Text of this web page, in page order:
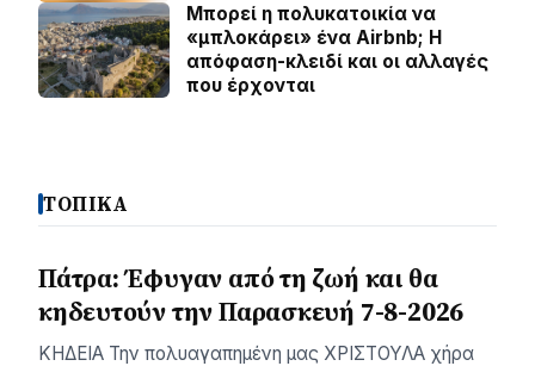
Μπορεί η πολυκατοικία να
«μπλοκάρει» ένα Airbnb; Η
απόφαση-κλειδί και οι αλλαγές
που έρχονται
ΤΟΠΙΚΑ
Πάτρα: Έφυγαν από τη ζωή και θα
κηδευτούν την Παρασκευή 7-8-2026
ΚΗΔΕΙΑ Την πολυαγαπημένη μας ΧΡΙΣΤΟΥΛΑ χήρα